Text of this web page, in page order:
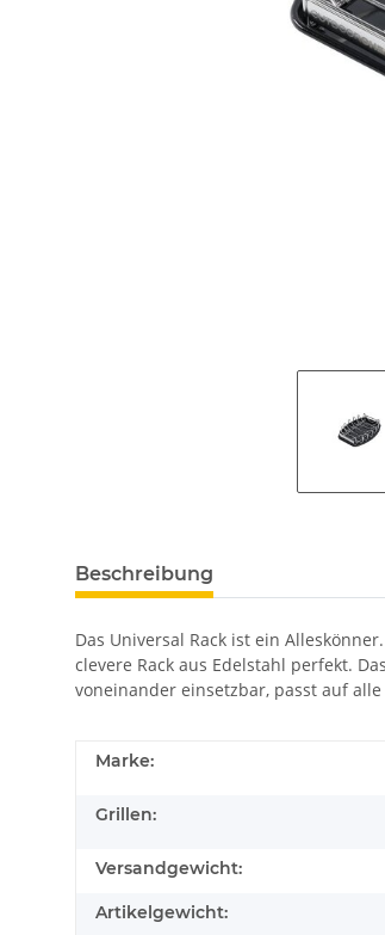
Beschreibung
Das Universal Rack ist ein
clevere Rack aus Edelstahl perfekt.
voneinander einsetzbar, passt auf
Marke:
Grillen:
Versandgewicht:
Artikelgewicht: